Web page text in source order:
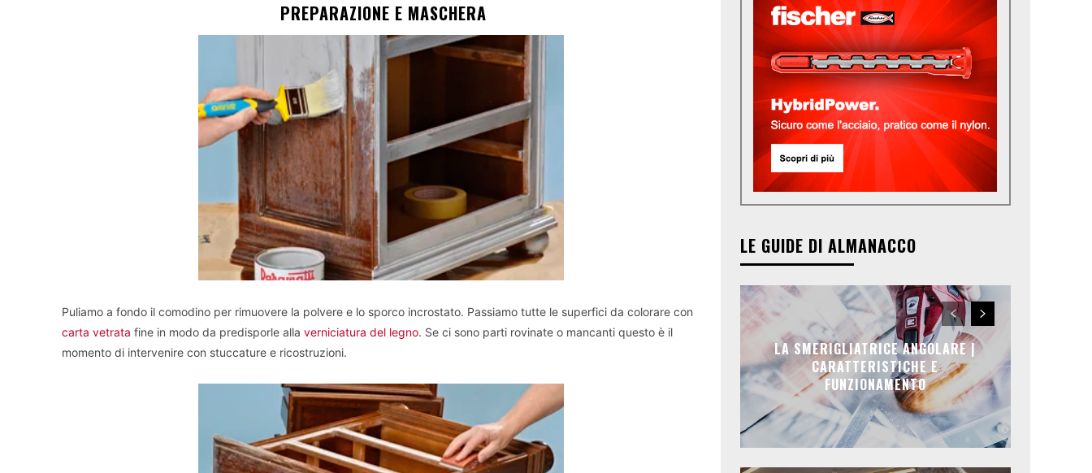
PREPARAZIONE E MASCHERA
Puliamo a fondo il comodino per rimuovere la polvere e lo sporco incrostato. Passiamo tutte le superfici da colorare con
carta vetrata fine in modo da predisporle alla verniciatura del legno. Se ci sono parti rovinate o mancanti questo è il
momento di intervenire con stuccature e ricostruzioni.
LE GUIDE DI ALMANACCO
LA SMERIGLIATRICE ANGOLARE |
CARATTERISTICHE E
FUNZIONAMENTO